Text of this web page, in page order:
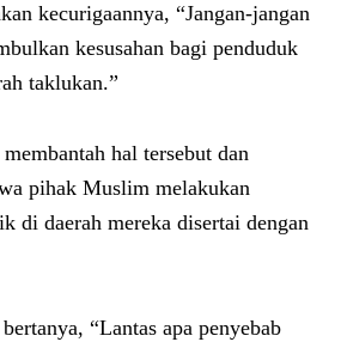
kecurigaannya, “Jangan-jangan
kesusahan bagi penduduk
taklukan.”
hal tersebut dan
pihak Muslim melakukan
di daerah mereka disertai dengan
“Lantas apa penyebab